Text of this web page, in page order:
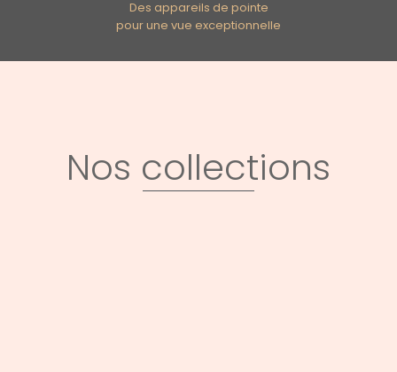
Des appareils de pointe
pour une vue exceptionnelle
Nos collections